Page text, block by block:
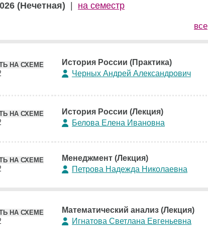
(Нечетная) на семестр
все
НА СХЕМЕ
История России (Практика)
Черных Андрей Александрович
НА СХЕМЕ
История России (Лекция)
Белова Елена Ивановна
НА СХЕМЕ
Менеджмент (Лекция)
Петрова Надежда Николаевна
НА СХЕМЕ
Математический анализ (Лекция)
Игнатова Светлана Евгеньевна